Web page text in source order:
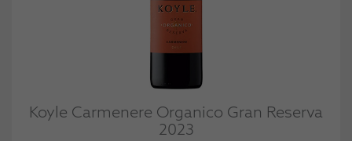
Koyle Carmenere Organico Gran Reserva
2023